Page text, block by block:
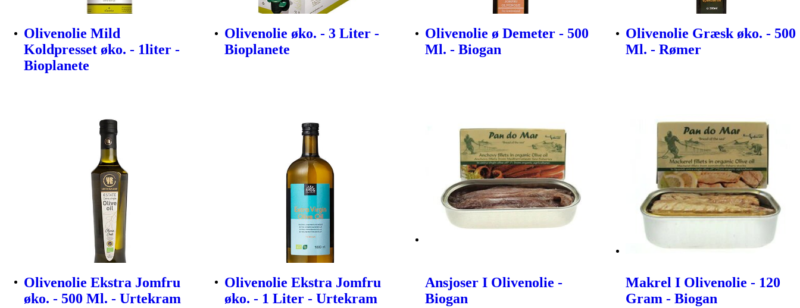
Olivenolie Mild
Koldpresset øko. - 1liter -
Bioplanete
Olivenolie øko. - 3 Liter -
Bioplanete
Olivenolie ø Demeter - 500
Ml. - Biogan
Olivenolie Græsk øko. - 500
Ml. - Rømer
Olivenolie Ekstra Jomfru
øko. - 500 Ml. - Urtekram
Olivenolie Ekstra Jomfru
øko. - 1 Liter - Urtekram
Ansjoser I Olivenolie -
Biogan
Makrel I Olivenolie - 120
Gram - Biogan